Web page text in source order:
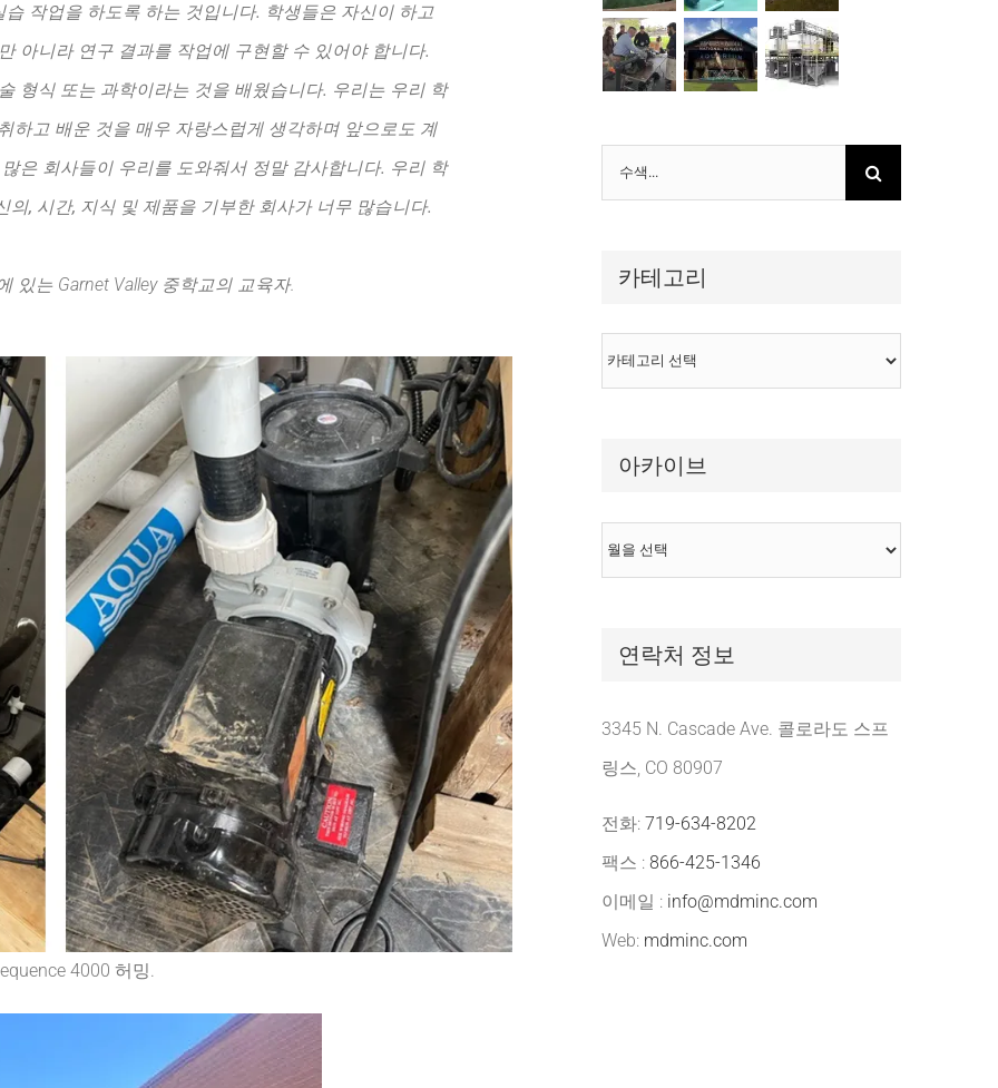
작업을 하도록 하는 것입니다. 학생들은 자신이 하고
아니라 연구 결과를 작업에 구현할 수 있어야 합니다.
형식 또는 과학이라는 것을 배웠습니다. 우리는 우리 학
하고 배운 것을 매우 자랑스럽게 생각하며 앞으로도 계
은 회사들이 우리를 도와줘서 정말 감사합니다. 우리 학
, 시간, 지식 및 제품을 기부한 회사가 너무 많습니다.
있는 Garnet Valley 중학교의 교육자.
4000 허밍.
색
카테고리
카
테
아카이브
아
카
연락처 정보
3345 N. Cascade Ave. 콜로라도 스프
링스, CO 80907
전화: 719-634-8202
팩스 : 866-425-1346
이메일 : info@mdminc.com
Web: mdminc.com